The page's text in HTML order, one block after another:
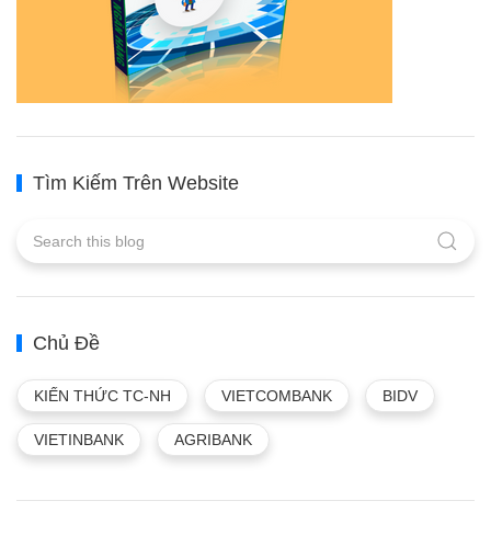
Tìm Kiếm Trên Website
Chủ Đề
KIẾN THỨC TC-NH VIETCOMBANK BIDV
VIETINBANK AGRIBANK